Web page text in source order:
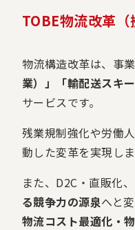
事業改革DXコンサル
会社概要
TOBE物流改革（
物流構造改革は、事
業）」「輸配送スキー
サービスです。
残業規制強化や労働
動した変革を実現しま
また、D2C・直販化
る競争力の源泉へと
物流コスト最適化・